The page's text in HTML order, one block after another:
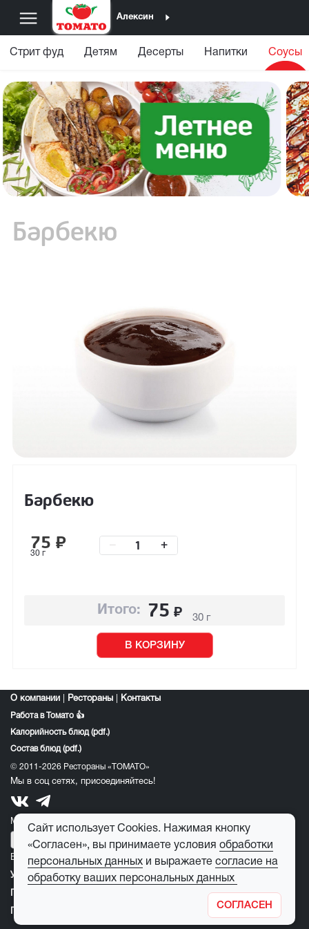
Алексин
Стрит фуд Детям Десерты Напитки Соусы
Барбекю
Барбекю
75 ₽
30 г
+
Итого: 75 ₽ 30 г
В КОРЗИНУ
О компании Рестораны Контакты
Работа в Томато 👍
Калорийность блюд (pdf.)
Состав блюд (pdf.)
© 2011-2026 Рестораны «ТОМАТО»
Мы в соц сетях, присоединяйтесь!
Мобильное приложение томато:
E-mail для обратной связи: feedback@tomato-pizza.ru
Условия обработки персональных данных
Сайт использует Cookies. Нажимая кнопку
«Согласен», вы принимаете условия обработки
персональных данных и выражаете согласие на
обработку ваших персональных данных
СОГЛАСЕН